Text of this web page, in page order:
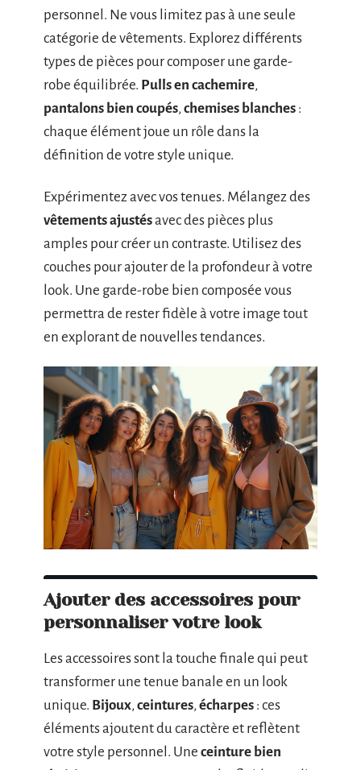
personnel. Ne vous limitez pas à une seule
catégorie de vêtements. Explorez différents
types de pièces pour composer une garde-
robe équilibrée. Pulls en cachemire,
pantalons bien coupés,chemises blanches :
chaque élément joue un rôle dans la
définition de votre style unique.
Expérimentez avec vos tenues. Mélangez des
vêtements ajustésavec des pièces plus
amples pour créer un contraste. Utilisez des
couches pour ajouter de la profondeur à votre
look. Une garde-robe bien composée vous
permettra de rester fidèle à votre image tout
en explorant de nouvelles tendances.
Ajouter des accessoires pour
personnaliser votre look
Les accessoires sont la touche finale qui peut
transformer une tenue banale en un look
unique. Bijoux, ceintures, écharpes : ces
éléments ajoutent du caractère et reflètent
votre style personnel. Une ceinture bien